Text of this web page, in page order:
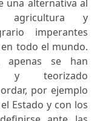
una alternativa al
agricultura y
imperantes
todo el mundo.
apenas se han
y teorizado
por ejemplo
Estado y con los